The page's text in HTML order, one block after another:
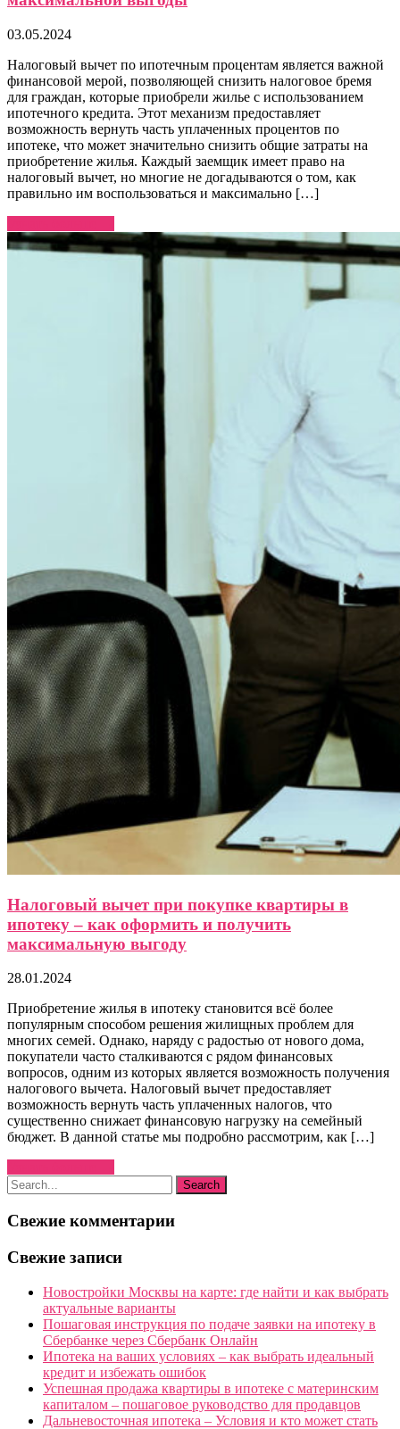
03.05.2024
Налоговый вычет по ипотечным процентам является важной
финансовой мерой, позволяющей снизить налоговое бремя
для граждан, которые приобрели жилье с использованием
ипотечного кредита. Этот механизм предоставляет
возможность вернуть часть уплаченных процентов по
ипотеке, что может значительно снизить общие затраты на
приобретение жилья. Каждый заемщик имеет право на
налоговый вычет, но многие не догадываются о том, как
правильно им воспользоваться и максимально […]
Налоговый вычет при покупке квартиры в
ипотеку – как оформить и получить
максимальную выгоду
28.01.2024
Приобретение жилья в ипотеку становится всё более
популярным способом решения жилищных проблем для
многих семей. Однако, наряду с радостью от нового дома,
покупатели часто сталкиваются с рядом финансовых
вопросов, одним из которых является возможность получения
налогового вычета. Налоговый вычет предоставляет
возможность вернуть часть уплаченных налогов, что
существенно снижает финансовую нагрузку на семейный
бюджет. В данной статье мы подробно рассмотрим, как […]
Свежие комментарии
Свежие записи
Новостройки Москвы на карте: где найти и как выбрать
актуальные варианты
Пошаговая инструкция по подаче заявки на ипотеку в
Сбербанке через Сбербанк Онлайн
Ипотека на ваших условиях – как выбрать идеальный
кредит и избежать ошибок
Успешная продажа квартиры в ипотеке с материнским
капиталом – пошаговое руководство для продавцов
Дальневосточная ипотека – Условия и кто может стать